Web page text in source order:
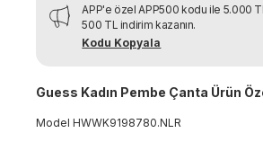
APP'e özel APP500 kodu ile 5.000
500 TL indirim kazanın.
Kodu Kopyala
Guess Kadın Pembe Çanta Ürün
ModelHWWK9198780.NLR